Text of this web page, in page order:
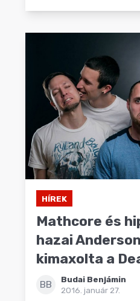
HÍREK
Mathcore és
hazai
kimaxolta a
BB
Budai Benjámin
2016. január 27.